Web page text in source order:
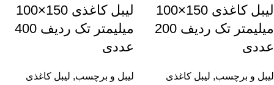
لیبل کاغذی 150×100
میلیمتر تک ردیف 200
عددی
لیبل و برچسب, لیبل کاغذی
لیبل کاغذی 150×100
میلیمتر تک ردیف 400
عددی
لیبل و برچسب, لیبل کاغذی